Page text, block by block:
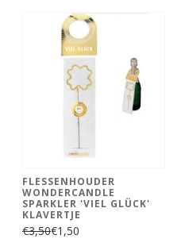
FLESSENHOUDER
WONDERCANDLE
SPARKLER 'VIEL GLÜCK'
KLAVERTJE
€3,50€1,50